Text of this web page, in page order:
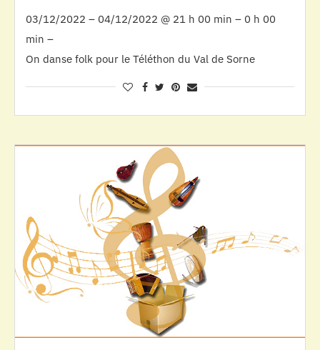
03/12/2022 – 04/12/2022 @ 21 h 00 min – 0 h 00
min –
On danse folk pour le Téléthon du Val de Sorne